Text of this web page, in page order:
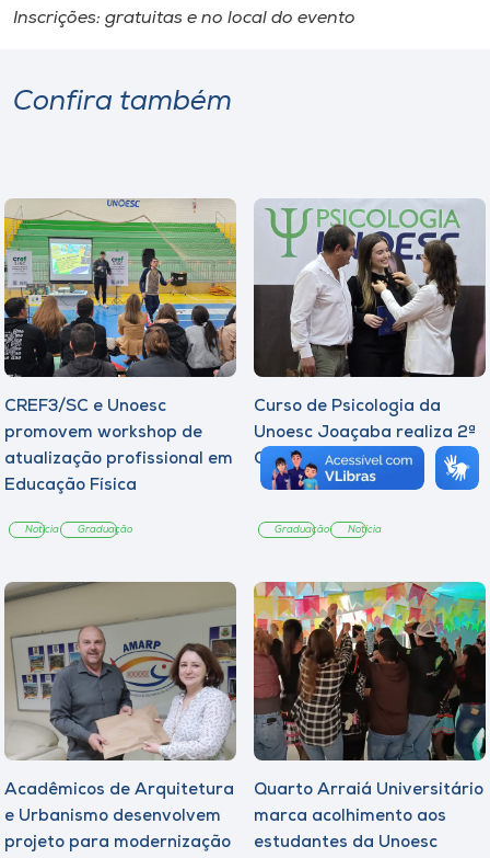
Inscrições: gratuitas e no local do evento
Confira também
CREF3/SC e Unoesc
promovem workshop de
atualização profissional em
Educação Física
Notícia Graduação
Curso de Psicologia da
Unoesc Joaçaba realiza 2ª
Cerimônia do Botton
Graduação Notícia
Acadêmicos de Arquitetura
e Urbanismo desenvolvem
projeto para modernização
Quarto Arraiá Universitário
marca acolhimento aos
estudantes da Unoesc